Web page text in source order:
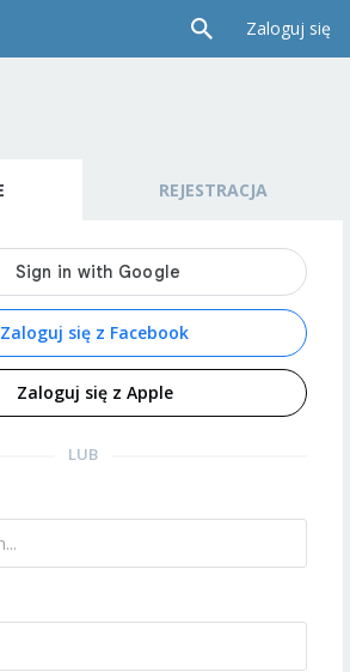
Zaloguj się
REJESTRACJA
Zaloguj się z Facebook
Zaloguj się z Apple
LUB